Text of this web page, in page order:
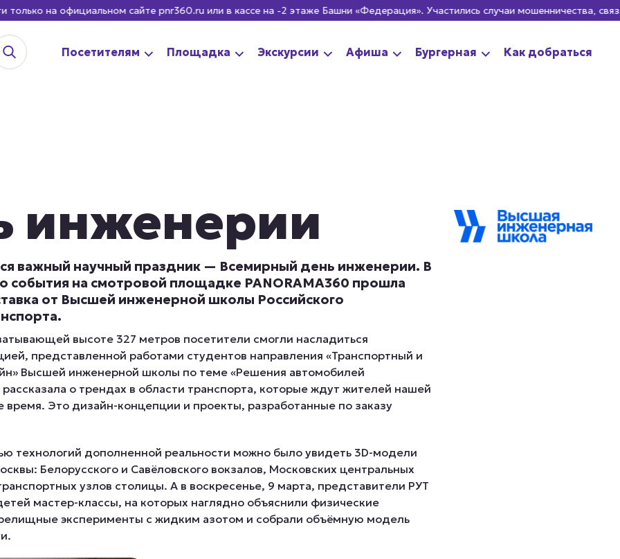
сайте pnr360.ru или в кассе на -2 этаже Башни «Федерация». Участились случаи мошенничества,
Посетителям Площадка Экскурсии Афиша Бургерная Как добраться
инженерии
важный научный праздник — Всемирный день инженерии. В
события на смотровой площадке PANORAMA360 прошла
от Высшей инженерной школы Российского
высоте 327 метров посетители смогли насладиться
представленной работами студентов направления «Транспортный и
Высшей инженерной школы по теме «Решения автомобилей
о трендах в области транспорта, которые ждут жителей нашей
Это дизайн-концепции и проекты, разработанные по заказу
технологий дополненной реальности можно было увидеть 3D-модели
Белорусского и Савёловского вокзалов, Московских центральных
узлов столицы. А в воскресенье, 9 марта, представители РУТ
мастер-классы, на которых наглядно объяснили физические
эксперименты с жидким азотом и собрали объёмную модель